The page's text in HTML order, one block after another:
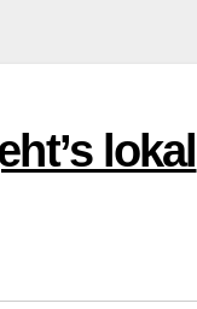
lokal